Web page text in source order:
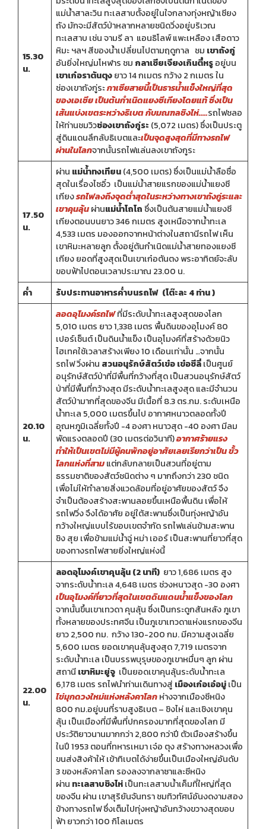
15.30
น.
แม่น้ำสาละวิน ทะเลสาบตั้งอยู่ในใจกลางทุ่งหญ้าเซียง
ถัง มักจะมีสัตว์ป่าหลากหลายชนิดวิ่งอยู่บริเวณ
ทะเลสาบ เช่น จามรี ลา แอนธิโลพ์ แพะเหลือง เสือดาว
หิมะ ฯลฯ สีของน้ำเปลี่ยนไปตามฤดูกาล ชม เขาถังกู่
อันยิ่งใหญ่มโหฬาร ชม กลาเซียเจียงเกินตี๋หรูอยู่บน
เขาเก๋อราตันตุงยาว 14 กเมตร กว้าง 2 กเมตร ใน
ช่องเขาถังกู่ระกาเซียสายนี้เป็นธารน้ำแข็งใหญ่ที่สุด
ของเอเชีย เป็นต้นกำเนิดแยงซีเกียงโดยแท้ ซึ่งเป็น
เส้นแบ่งเขตระหว่างธิเบต กับมณฑลชิงไห่…..รถไฟชลอ
ให้ท่านชมวิวช่องเขาถังกู่ระ (5,072 เมตร) ซึ่งเป็นประตู
สู่ดินแดนลึกลับธิเบตและเป็นจุดสูงสุดที่มีทางรถไฟ
ผ่านในโลกจากนั้นรถไฟแล่นลงเขาถังกูระ
17.50
น.
ผ่าน แม่น้ำทงเทียน(4,500 เมตร) ซึ่งเป็นแม่น้ำลือชื่อ
สุดในเรื่องไซอิ๋ว เป็นแม่น้ำสายแรกของแม่น้ำแยงซี
เกียงรถไฟลงถึงจุดต่ำสุดในระหว่างทางเขาถังกู่ระและ
เขาคุนลุ้นผ่านแม่น้ำโถโถซึ่งเป็นต้นสายแม่น้ำแยงซี
เกียงตอนบนยาว 346 กเมตร สูงเหนือจากน้ำทะเล
4,533 เมตร มองออกจากหน้าต่างในสถานีรถไฟ เห็น
เขาหิมะหลายลูก ตั้งอยู่ต้นกำเนิดแม่น้ำสายทองแยงซี
เกียง ยอดที่สูงสุดเป็นเขาเก๋อตันตง พระอาทิตย์จะลับ
ขอบฟ้าไปตอนเวลาประมาณ 23.00 น.
ค่ำ
รับประทานอาหารค่ำบนรถไฟ (โต๊ะละ 4 ท่าน )
20.10
น.
ลอดอุโมงค์รถไฟที่มีระดับน้ำทะเลสูงสุดของโลก
5,010 เมตร ยาว 1,338 เมตร พื้นดินของอุโมงค์ 80
เปอร์เซ็นต์ เป็นดินน้ำแข็ง เป็นอุโมงค์ที่สร้างด้วยนิว
ไฮเทคใช้เวลาสร้างเพียง 10 เดือนเท่านั้น …จากนั้น
รถไฟ วิ่งผ่าน สวนอนุรักษ์สัตว์เข๋อ เข๋อซีลี่เป็นศูนย์
อนุรักษ์สัตว์ป่าที่มีพื้นที่กว้างที่สุด เป็นสวนอนุรักษ์สัตว์
ป่าที่มีพื้นที่กว้างสุด มีระดับน้ำทะเลสูงสุด และมีจำนวน
สัตว์ป่ามากที่สุดของจีน มีเนื้อที่ 8.3 ตร.กม. ระดับเหนือ
น้ำทะเล 5,000 เมตรขึ้นไป อากาศหนาวตลอดทั้งปี
อุณหภูมิเฉลี่ยทั้งปี -4 องศา หนาวสุด -40 องศา มีลม
พัดแรงตลอดปี (30 เมตรต่อวินาที)อากาศร้ายแรง
ทำให้เป็นเขตไม่มีผู้คนพักอยู่อาศัยเลยเรียกว่าเป็น ขั้ว
โลกแห่งที่สามแต่กลับกลายเป็นสวนที่อยู่ตาม
ธรรมชาติของสัตว์ชนิดต่าง ๆ มากถึงกว่า 230 ชนิด
เพื่อไม่ให้ทำลายสิ่งแวดล้อมที่อยู่อาศัยของสัตว์ จึง
จำเป็นต้องสร้างสะพานลอยขึ้นเหนือพื้นดิน เพื่อให้
รถไฟวิ่ง จึงได้อาศัย อยู่ใต้สะพานซึ่งเป็นทุ่งหญ้าอัน
กว้างใหญ่แบบไร้ขอบเขตจำกัด รถไฟแล่นข้ามสะพาน
ชิง สุย เพื่อข้ามแม่น้ำฉู่ หม่า เออร์ เป็นสะพานที่ยาวที่สุด
ของทางรถไฟสายยิ่งใหญ่แห่งนี้
22.00
น.
ลอดอุโมงค์เขาคุนลุ้น (2 นาที) ยาว 1,686 เมตร สูง
จากระดับน้ำทะเล 4,648 เมตร ช่วงหนาวสุด -30 องศา
เป็นอุโมงค์ที่ยาวที่สุดในเขตดินแดนน้ำแข็งของโลก
จากนั้นขึ้นเขาเทวดา คุนลุ้น ซึ่งเป็นกระดูกสันหลัง ภูเขา
ทั้งหลายของประทศจีน เป็นภูเขาเทวดาแห่งแรกของจีน
ยาว 2,500 กม. กว้าง 130-200 กม. มีความสูงเฉลี่ย
5,600 เมตร ยอดเขาคุนลุ้นสูงสุด 7,719 เมตรจาก
ระดับน้ำทะเล เป็นบรรพบุรุษของภูเขาหมื่นๆ ลูก ผ่าน
สถานีเขาหิมะยู่จู เป็นยอดเขาคุนลุ้นระดับน้ำทะเล
6,178 เมตร รถไฟนำท่านเดินทางสู่ เมืองเก๋อเอ๋อมู่เป็น
ไข่มุกดวงใหม่แห่งหลังคาโลกห่างจากเมืองซีหนิง
800 กม.อยู่บนที่ราบสูงธิเบต – ชิงไห่ และเชิงเขาคุน
ลุ้น เป็นเมืองที่มีพื้นที่ปกครองมากที่สุดของโลก มี
ประวัติยาวนานมากกว่า 2,800 กว่าปี ตัวเมืองสร้างขึ้น
ในปี 1953 ตอนที่ทหารเหมา เจ๋อ ตุง สร้างทางหลวงเพื่อ
ขนส่งสิงค้าให้ เข้าทิเบตได้ง่ายขึ้นเป็นเมืองใหญ่อันดับ
3 ของหลังคาโลก รองลงจากลาซาและซีหนิง
ผ่าน ทะเลสาบชิงไห่เป็นทะเลสาบน้ำเค็มที่ใหญ่ที่สุด
ของจีน ผ่าน เขาสุริยันจันทรา ชมทิวทัศน์อันงดงามสอง
ข้างทางรถไฟ ซึ่งเต็มไปทุ่งหญ้าอันกว้างขวางสุดขอบ
ฟ้า ยาวกว่า 100 กิโลเมตร